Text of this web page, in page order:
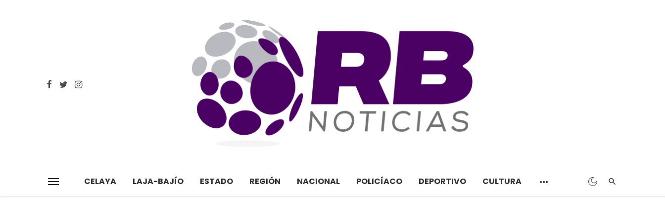
CELAYA LAJA-BAJÍO ESTADO REGIÓN NACIONAL POLICÍACO DEPORTIVO CULTURA